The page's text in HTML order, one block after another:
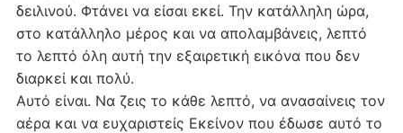
δειλινού. Φτάνει να είσαι εκεί. Την κατάλληλη ώρα,
στο κατάλληλο μέρος και να απολαμβάνεις, λεπτό
το λεπτό όλη αυτή την εξαιρετική εικόνα που δεν
διαρκεί και πολύ.
Αυτό είναι. Να ζεις το κάθε λεπτό, να ανασαίνεις τον
αέρα και να ευχαριστείς Εκείνον που έδωσε αυτό το